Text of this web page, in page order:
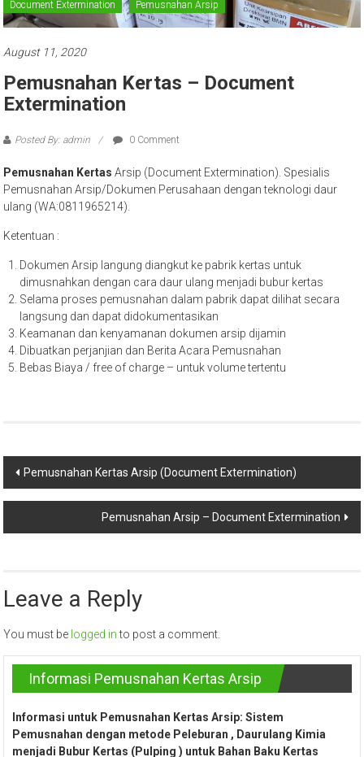
Document Extermination Pemusnahan Arsip
August 11, 2020
Pemusnahan Kertas – Document
Extermination
Posted By: admin 0 Comment
Pemusnahan Kertas Arsip (Document Extermination). Spesialis
Pemusnahan Arsip/Dokumen Perusahaan dengan teknologi daur
ulang (WA:0811965214).
Ketentuan :
Dokumen Arsip langung diangkut ke pabrik kertas untuk
dimusnahkan dengan cara daur ulang menjadi bubur kertas
Selama proses pemusnahan dalam pabrik dapat dilihat secara
langsung dan dapat didokumentasikan
Keamanan dan kenyamanan dokumen arsip dijamin
Dibuatkan perjanjian dan Berita Acara Pemusnahan
Bebas Biaya / free of charge – untuk volume tertentu
Post
navigation
Pemusnahan Kertas Arsip (Document Extermination)
Pemusnahan Arsip – Document Extermination
Leave a Reply
You must be logged into post a comment.
Informasi Pemusnahan Kertas Arsip
Informasi untuk Pemusnahan Kertas Arsip: Sistem
Pemusnahan dengan metode Peleburan , Daurulang Kimia
menjadi Bubur Kertas (Pulping ) untuk Bahan Baku Kertas